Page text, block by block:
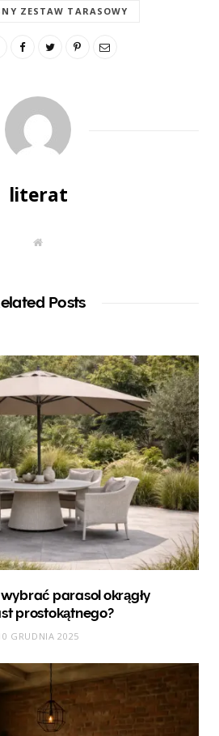
ZESTAW TARASOWY
literat
W
e Posts
parasol okrągły
prostokątnego?
GRUDNIA 2025